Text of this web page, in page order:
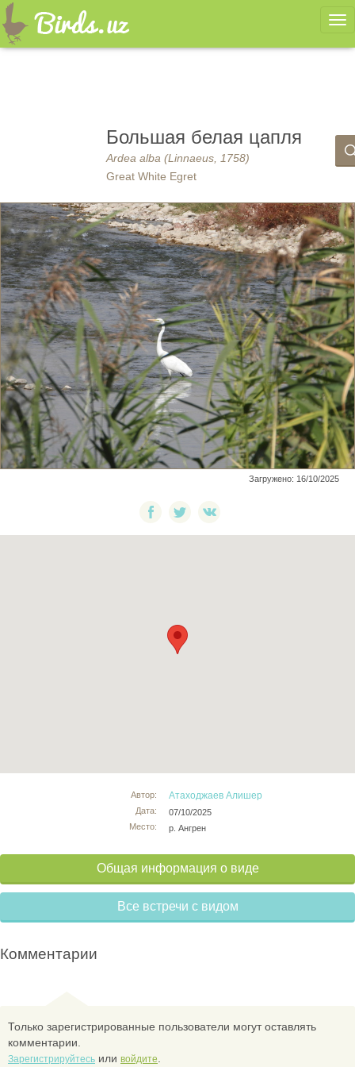
Большая белая цапля
Ardea alba (Linnaeus, 1758)
Great White Egret
Загружено: 16/10/2025
Автор:
Дата:
Место:
Атаходжаев Алишер
07/10/2025
р. Ангрен
Общая информация о виде
Все встречи с видом
Комментарии
Только зарегистрированные пользователи могут оставлять
комментарии.
Зарегистрируйтесь или войдите